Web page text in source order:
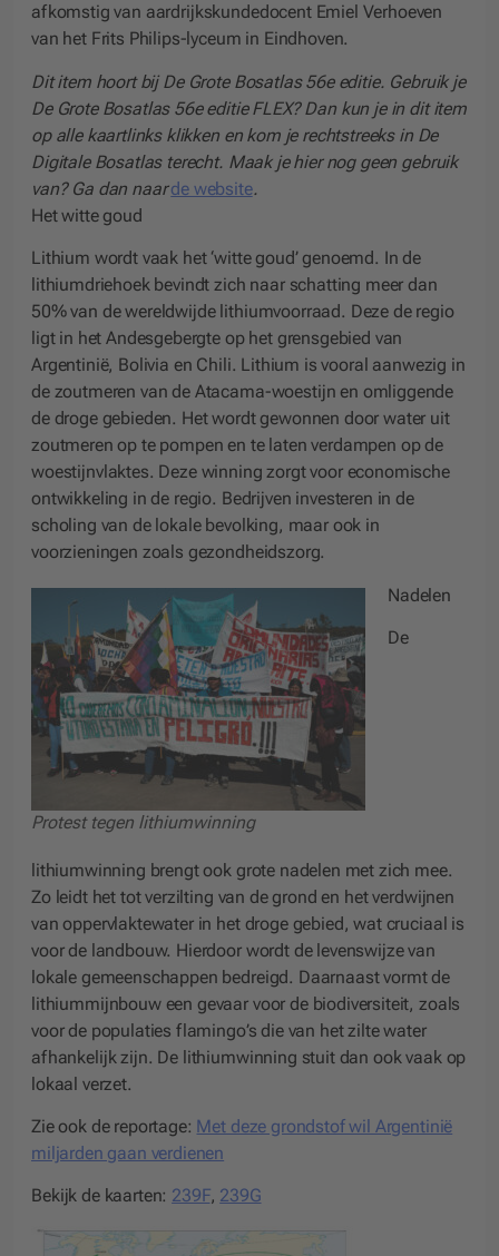
afkomstig van aardrijkskundedocent Emiel Verhoeven
van het Frits Philips-lyceum in Eindhoven.
Dit item hoort bij De Grote Bosatlas 56e editie. Gebruik je
De Grote Bosatlas 56e editie FLEX? Dan kun je in dit item
op alle kaartlinks klikken en kom je rechtstreeks in De
Digitale Bosatlas terecht. Maak je hier nog geen gebruik
van? Ga dan naarde website.
Het witte goud
Lithium wordt vaak het ‘witte goud’ genoemd. In de
lithiumdriehoek bevindt zich naar schatting meer dan
50% van de wereldwijde lithiumvoorraad. Deze de regio
ligt in het Andesgebergte op het grensgebied van
Argentinië, Bolivia en Chili. Lithium is vooral aanwezig in
de zoutmeren van de Atacama-woestijn en omliggende
de droge gebieden. Het wordt gewonnen door water uit
zoutmeren op te pompen en te laten verdampen op de
woestijnvlaktes. Deze winning zorgt voor economische
ontwikkeling in de regio. Bedrijven investeren in de
scholing van de lokale bevolking, maar ook in
voorzieningen zoals gezondheidszorg.
Protest tegen lithiumwinning
Nadelen
De
lithiumwinning brengt ook grote nadelen met zich mee.
Zo leidt het tot verzilting van de grond en het verdwijnen
van oppervlaktewater in het droge gebied, wat cruciaal is
voor de landbouw. Hierdoor wordt de levenswijze van
lokale gemeenschappen bedreigd. Daarnaast vormt de
lithiummijnbouw een gevaar voor de biodiversiteit, zoals
voor de populaties flamingo’s die van het zilte water
afhankelijk zijn. De lithiumwinning stuit dan ook vaak op
lokaal verzet.
Zie ook de reportage: Met deze grondstof wil Argentinië
miljarden gaan verdienen
Bekijk de kaarten: 239F, 239G